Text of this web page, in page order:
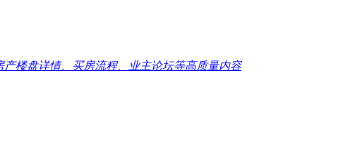
楼盘详情、买房流程、业主论坛等高质量内容